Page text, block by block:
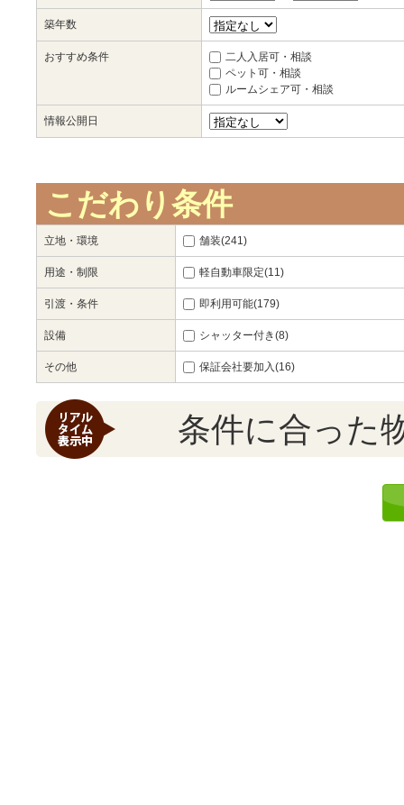
築年数
おすすめ条件
二人入居可・相談
ペット可・相談
ルームシェア可・相談
情報公開日
こだわり条件
立地・環境 舗装(241)
用途・制限 軽自動車限定(11)
引渡・条件 即利用可能(179)
設備 シャッター付き(8)
その他 保証会社要加入(16)
条件に合った